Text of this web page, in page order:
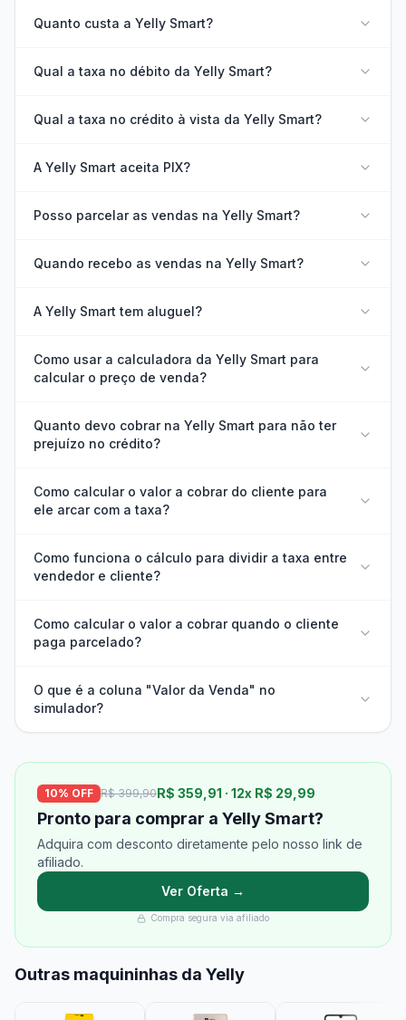
Quanto custa a Yelly Smart?
Qual a taxa no débito da Yelly Smart?
Qual a taxa no crédito à vista da Yelly Smart?
A Yelly Smart aceita PIX?
Posso parcelar as vendas na Yelly Smart?
Quando recebo as vendas na Yelly Smart?
A Yelly Smart tem aluguel?
Como usar a calculadora da Yelly Smart para
calcular o preço de venda?
Quanto devo cobrar na Yelly Smart para não ter
prejuízo no crédito?
Como calcular o valor a cobrar do cliente para
ele arcar com a taxa?
Como funciona o cálculo para dividir a taxa entre
vendedor e cliente?
Como calcular o valor a cobrar quando o cliente
paga parcelado?
O que é a coluna "Valor da Venda" no
simulador?
10% OFF R$ 399,90R$ 359,91 · 12x R$ 29,99
Pronto para comprar a Yelly Smart?
Adquira com desconto diretamente pelo nosso link de
afiliado.
Ver Oferta →
Compra segura via afiliado
Outras maquininhas da Yelly